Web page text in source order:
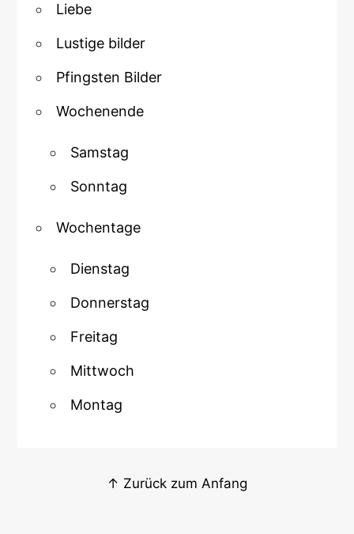
Liebe
Lustige bilder
Pfingsten Bilder
Wochenende
Samstag
Sonntag
Wochentage
Dienstag
Donnerstag
Freitag
Mittwoch
Montag
↑ Zurück zum Anfang